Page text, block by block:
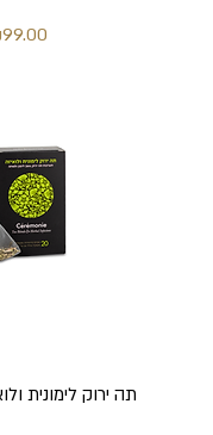
מחיר
תה ירוק לימונית